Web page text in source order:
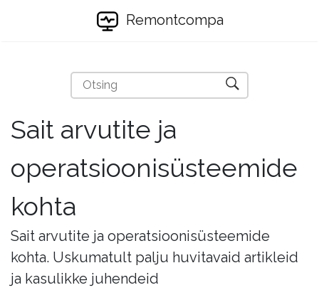
Remontcompa
Sait arvutite ja
operatsioonisüsteemide
kohta
Sait arvutite ja operatsioonisüsteemide
kohta. Uskumatult palju huvitavaid artikleid
ja kasulikke juhendeid